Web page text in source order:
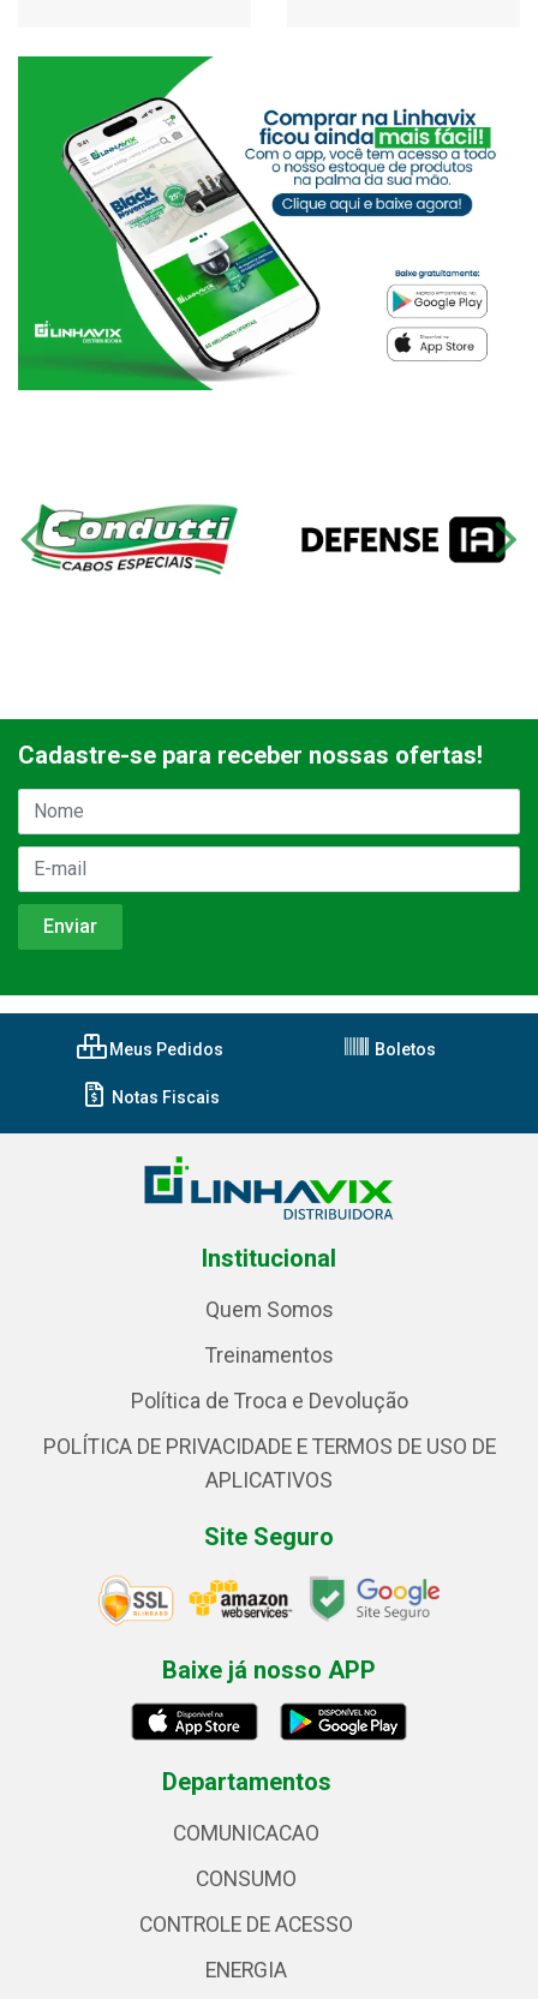
Cadastre-se para receber nossas ofertas!
Meus Pedidos Boletos
Notas Fiscais
Institucional
Quem Somos
Treinamentos
Política de Troca e Devolução
POLÍTICA DE PRIVACIDADE E TERMOS DE USO DE
APLICATIVOS
Site Seguro
Baixe já nosso APP
Departamentos
COMUNICACAO
CONSUMO
CONTROLE DE ACESSO
ENERGIA